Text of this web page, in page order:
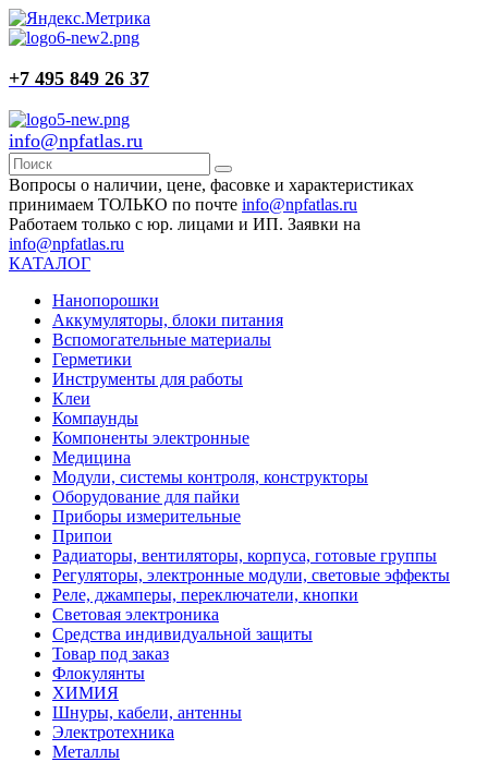
+7 495 849 26 37
info@npfatlas.ru
Вопросы о наличии, цене, фасовке и характеристиках
принимаем ТОЛЬКО по почте info@npfatlas.ru
Работаем только с юр. лицами и ИП. Заявки на
info@npfatlas.ru
КАТАЛОГ
Нанопорошки
Аккумуляторы, блоки питания
Вспомогательные материалы
Герметики
Инструменты для работы
Клеи
Компаунды
Компоненты электронные
Медицина
Модули, системы контроля, конструкторы
Оборудование для пайки
Приборы измерительные
Припои
Радиаторы, вентиляторы, корпуса, готовые группы
Регуляторы, электронные модули, световые эффекты
Реле, джамперы, переключатели, кнопки
Световая электроника
Средства индивидуальной защиты
Товар под заказ
Флокулянты
ХИМИЯ
Шнуры, кабели, антенны
Электротехника
Металлы